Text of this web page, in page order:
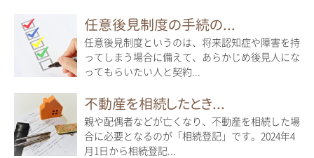
任意後見制度の手続の...
任意後見制度というのは、将来認知症や障害を持
ってしまう場合に備えて、あらかじめ後見人にな
ってもらいたい人と契約...
不動産を相続したとき...
親や配偶者などが亡くなり、不動産を相続した場
合に必要となるのが「相続登記」です。2024年4
月1日から相続登記...